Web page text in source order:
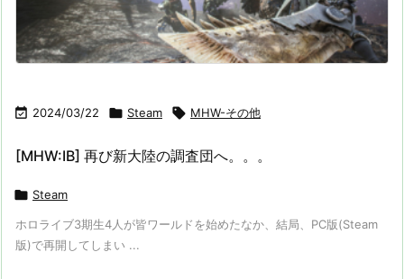
 2024/03/22  Steam  MHW-その他
[MHW:IB] 再び新大陸の調査団へ。。。
 Steam
ホロライブ3期生4人が皆ワールドを始めたなか、結局、PC版(Steam
版)で再開してしまい ...